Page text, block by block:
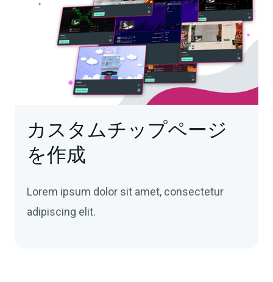
カスタムチップページ
を作成
Lorem ipsum dolor sit amet, consectetur
adipiscing elit.